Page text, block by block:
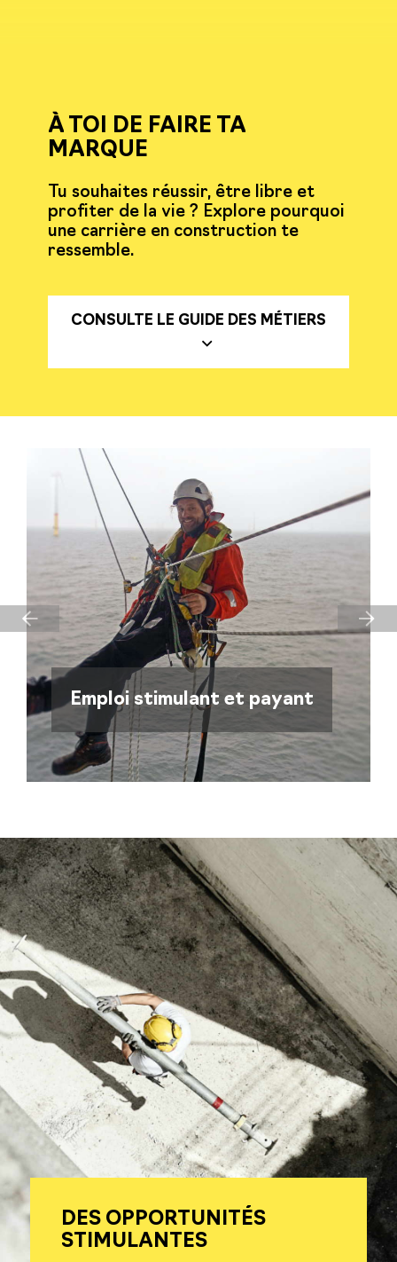
À TOI DE FAIRE TA
MARQUE
Tu souhaites réussir, être libre et
profiter de la vie ? Explore pourquoi
une carrière en construction te
ressemble.
CONSULTE LE GUIDE DES MÉTIERS
Emploi stimulant et payant
Previous
DES OPPORTUNITÉS
STIMULANTES